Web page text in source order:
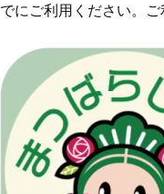
でにご利用ください。